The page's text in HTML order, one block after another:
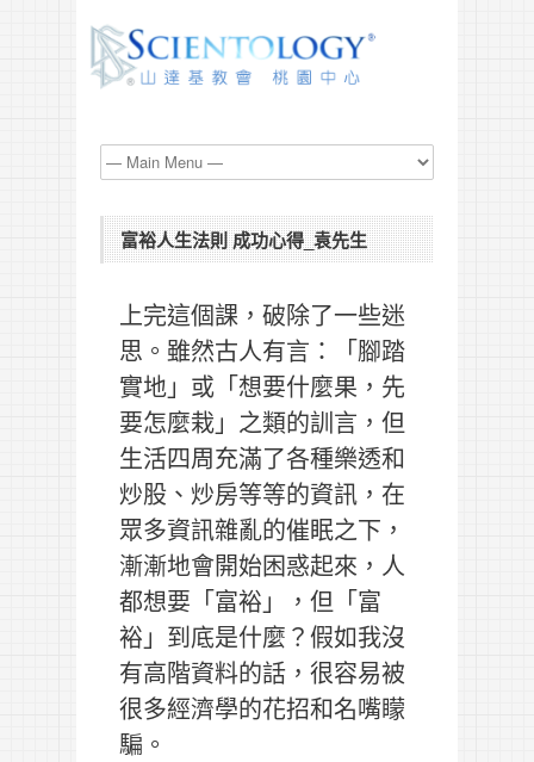
富裕人生法則 成功心得_袁先生
上完這個課，破除了一些迷
思。雖然古人有言：「腳踏
實地」或「想要什麼果，先
要怎麼栽」之類的訓言，但
生活四周充滿了各種樂透和
炒股、炒房等等的資訊，在
眾多資訊雜亂的催眠之下，
漸漸地會開始困惑起來，人
都想要「富裕」，但「富
裕」到底是什麼？假如我沒
有高階資料的話，很容易被
很多經濟學的花招和名嘴矇
騙。